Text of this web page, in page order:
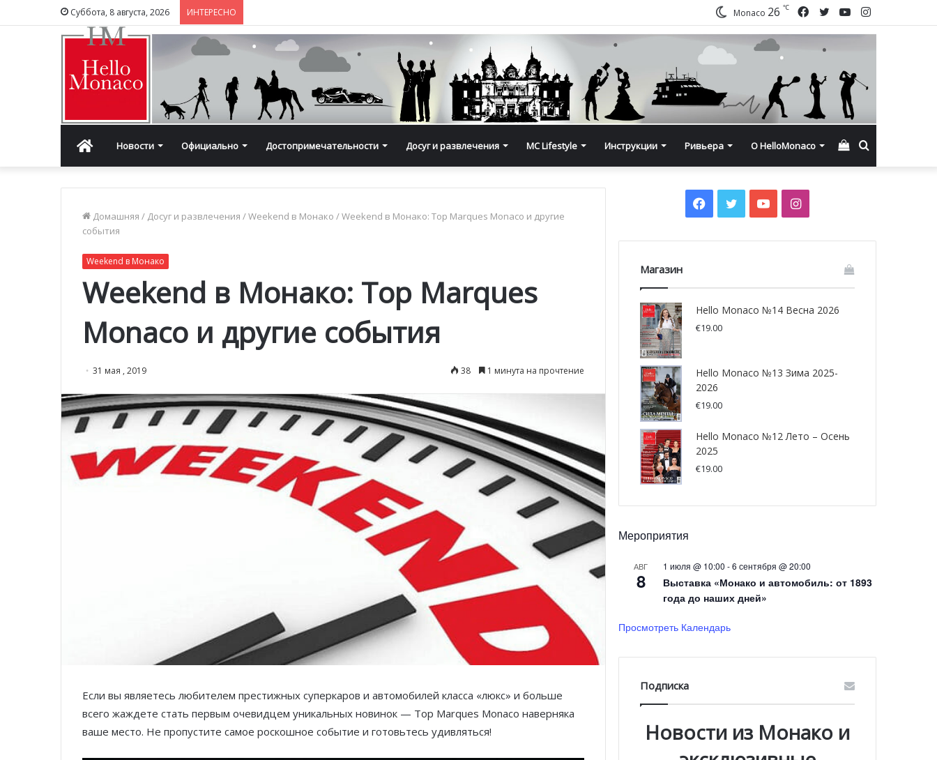
Суббота, 8 августа, 2026 ИНТЕРЕСНО Instagram
YouTube
Twitter
Facebook
Monaco 26 ℃
ГлавнаяНовости Официально Достопримечательности Досуг и развлечения MC Lifestyle Инструкции Ривьера О HelloMonaco Смотреть
Домашняя / Досуг и развлечения /Weekend в Монако /Weekend в Монако: Top Marques Monaco и другие
события
Weekend в Монако
Weekend в Монако: Top Marques
Monaco и другие события
31 мая , 2019 38 1 минута на прочтение
Если вы являетесь любителем престижных суперкаров и автомобилей класса «люкс» и больше
всего жаждете стать первым очевидцем уникальных новинок — Top Marques Monaco наверняка
ваше место. Не пропустите самое роскошное событие и готовьтесь удивляться!
Facebook
TwitterYouTubeInstagram
Магазин
Hello Monaco №14 Весна 2026
€19.00
Hello Monaco №13 Зима 2025-
2026
€19.00
Hello Monaco №12 Лето – Осень
2025
€19.00
Мероприятия
АВГ
8
1 июля @ 10:00 -6 сентября @ 20:00
Выставка «Монако и автомобиль: от 1893
года до наших дней»
Просмотреть Календарь
Подписка
Новости из Монако и